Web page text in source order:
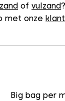
of vulzand?
met onze
Big bag per